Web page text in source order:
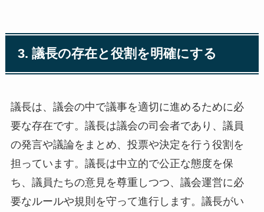
3. 議長の存在と役割を明確にする
議長は、議会の中で議事を適切に進めるために必
要な存在です。議長は議会の司会者であり、議員
の発言や議論をまとめ、投票や決定を行う役割を
担っています。議長は中立的で公正な態度を保
ち、議員たちの意見を尊重しつつ、議会運営に必
要なルールや規則を守って進行します。議長がい